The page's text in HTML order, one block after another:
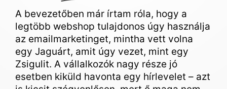
A bevezetőben már írtam róla, hogy a
legtöbb webshop tulajdonos úgy használja
az emailmarketinget, mintha vett volna
egy Jaguárt, amit úgy vezet, mint egy
Zsigulit. A vállalkozók nagy része jó
esetben kiküld havonta egy hírlevelet – azt